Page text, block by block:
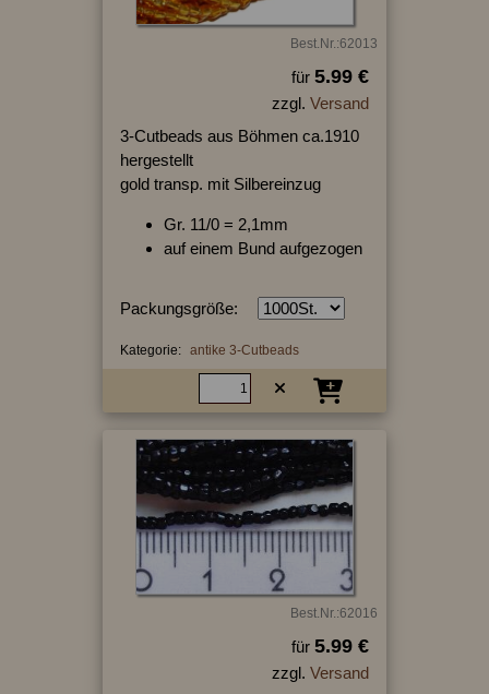
Best.Nr.:62013
für 5.99 €
zzgl. Versand
3-Cutbeads aus Böhmen ca.1910
hergestellt
gold transp. mit Silbereinzug
Gr. 11/0 = 2,1mm
auf einem Bund aufgezogen
Packungsgröße:
Kategorie: antike 3-Cutbeads
Best.Nr.:62016
für 5.99 €
zzgl. Versand